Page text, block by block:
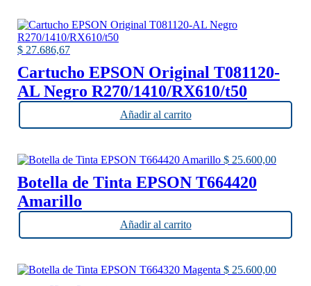
$ 27.686,67
Cartucho EPSON Original T081120-
AL Negro R270/1410/RX610/t50
Añadir al carrito
$ 25.600,00
Botella de Tinta EPSON T664420
Amarillo
Añadir al carrito
$ 25.600,00